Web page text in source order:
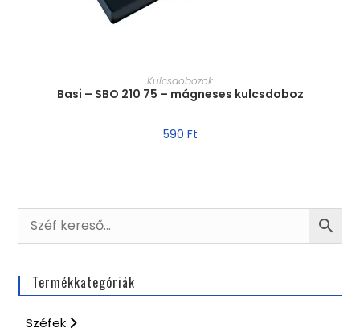
MÉRET VÁLASZTÁSA
Kulcsdobozok
Basi – SBO 210 75 – mágneses kulcsdoboz
590 Ft
Termékkategóriák
Széfek